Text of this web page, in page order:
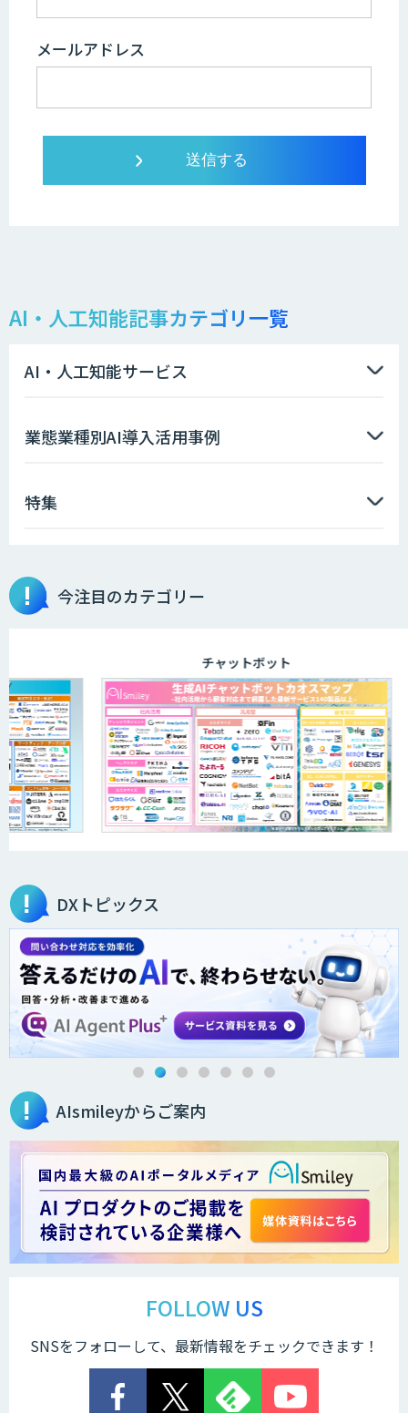
メールアドレス
AI・人工知能記事カテゴリ一覧
AI・人工知能サービス
業態業種別AI導入活用事例
特集
今注目のカテゴリー
チャットボット
DXトピックス
AIsmileyからご案内
FOLLOW US
SNSをフォローして、最新情報をチェックできます！